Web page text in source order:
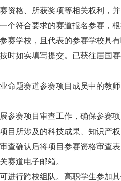
资格、所获奖项等相关权利，
个符合要求的赛道报名参赛，
赛学校，且代表的参赛学校具
时如实填写提交。已获往届国
命题赛道参赛项目成员中的教
参赛项目审查工作，确保参赛
目所涉及的科技成果、知识产
查确认后将项目参赛资格审查
赛道电子邮箱。
进行跨校组队。高职学生参加